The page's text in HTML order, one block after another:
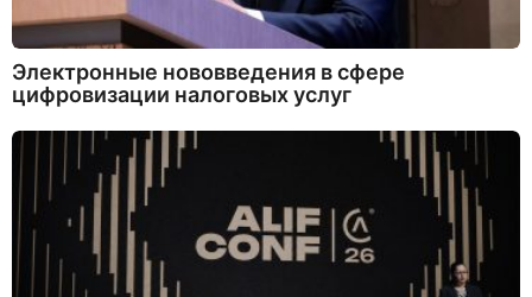
Электронные нововведения в сфере
цифровизации налоговых услуг